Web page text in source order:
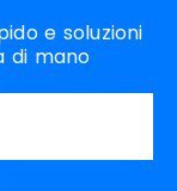
e soluzioni
di mano